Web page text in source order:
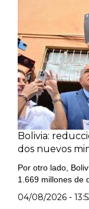
Bolivia:
dos nuevos
Por otro lado,
1.669 millones de
04/08/2026 -